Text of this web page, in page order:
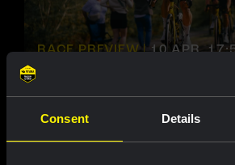
Consent Details
RACE PREVIEW | 10 APR,
Team Visma | Lease a
collectieve kracht in